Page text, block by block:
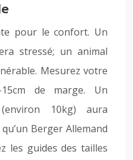
pour le confort. Un
stressé; un animal
Mesurez votre
de marge. Un
10kg) aura
Berger Allemand
les guides des tailles